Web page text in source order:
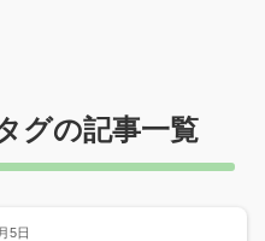
グの記事一覧
5日